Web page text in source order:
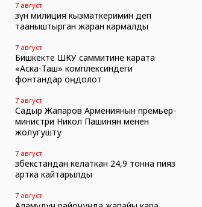
7 август
Өзүн милиция кызматкеримин деп
тааныштырган жаран кармалды
7 август
Бишкекте ШКУ саммитине карата
«Аска-Таш» комплексиндеги
фонтандар оңдолот
7 август
Садыр Жапаров Армениянын премьер-
министри Никол Пашинян менен
жолугушту
7 август
Өзбекстандан келаткан 24,9 тонна пияз
артка кайтарылды
7 август